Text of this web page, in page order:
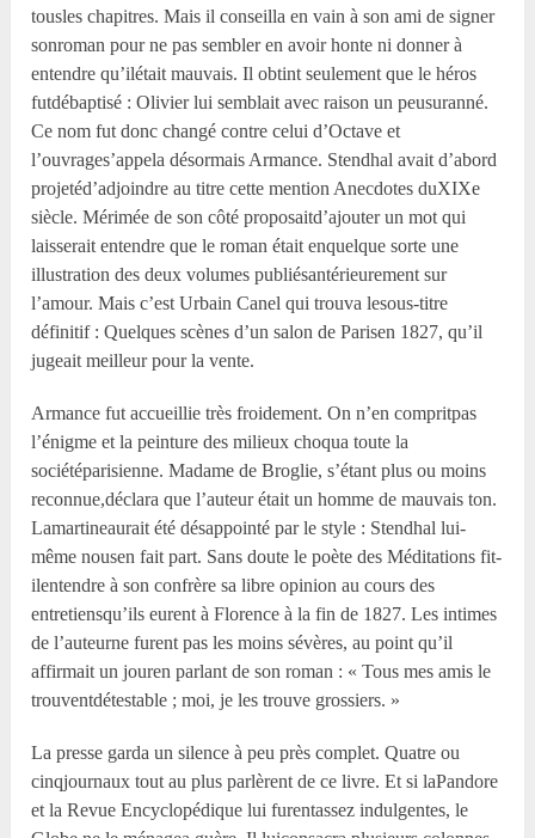
tousles chapitres. Mais il conseilla en vain à son ami de signer
sonroman pour ne pas sembler en avoir honte ni donner à
entendre qu’ilétait mauvais. Il obtint seulement que le héros
futdébaptisé : Olivier lui semblait avec raison un peusuranné.
Ce nom fut donc changé contre celui d’Octave et
l’ouvrages’appela désormais Armance. Stendhal avait d’abord
projetéd’adjoindre au titre cette mention Anecdotes duXIXe
siècle. Mérimée de son côté proposaitd’ajouter un mot qui
laisserait entendre que le roman était enquelque sorte une
illustration des deux volumes publiésantérieurement sur
l’amour. Mais c’est Urbain Canel qui trouva lesous-titre
définitif : Quelques scènes d’un salon de Parisen 1827, qu’il
jugeait meilleur pour la vente.
Armance fut accueillie très froidement. On n’en compritpas
l’énigme et la peinture des milieux choqua toute la
sociétéparisienne. Madame de Broglie, s’étant plus ou moins
reconnue,déclara que l’auteur était un homme de mauvais ton.
Lamartineaurait été désappointé par le style : Stendhal lui-
même nousen fait part. Sans doute le poète des Méditations fit-
ilentendre à son confrère sa libre opinion au cours des
entretiensqu’ils eurent à Florence à la fin de 1827. Les intimes
de l’auteurne furent pas les moins sévères, au point qu’il
affirmait un jouren parlant de son roman : « Tous mes amis le
trouventdétestable ; moi, je les trouve grossiers. »
La presse garda un silence à peu près complet. Quatre ou
cinqjournaux tout au plus parlèrent de ce livre. Et si laPandore
et la Revue Encyclopédique lui furentassez indulgentes, le